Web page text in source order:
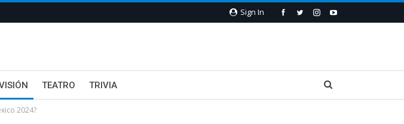
Sign In
TEATRO TRIVIA
2024?